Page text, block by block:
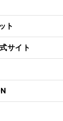
ト
サイト